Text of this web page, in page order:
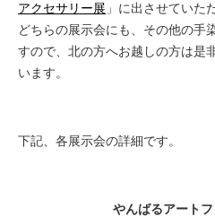
アクセサリー展 」に出させていた
どちらの展示会にも、その他の手
すので、北の方へお越しの方は是
います。
下記、各展示会の詳細です。
やんばるアート